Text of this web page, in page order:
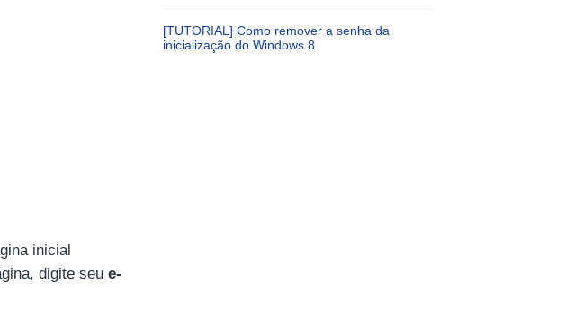
inicial
digite seu e-
[TUTORIAL] Como remover a senha da
inicialização do Windows 8